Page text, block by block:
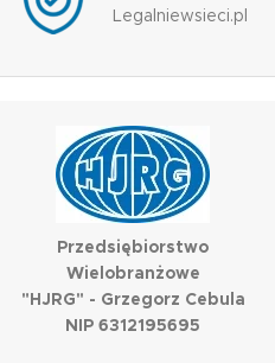
Legalniewsieci.pl
Przedsiębiorstwo
Wielobranżowe
"HJRG" - Grzegorz Cebula
NIP 6312195695